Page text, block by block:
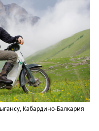
Кабардино-Балкария